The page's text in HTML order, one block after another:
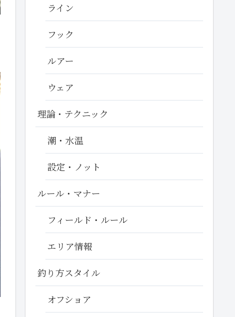
ライン
フック
ルアー
ウェア
理論・テクニック
潮・水温
設定・ノット
ルール・マナー
フィールド・ルール
エリア情報
釣り方スタイル
オフショア